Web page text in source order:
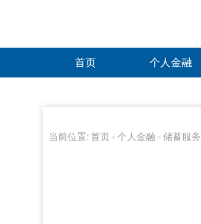
首页 个人金融
当前位置: 首页 > 个人金融 > 储蓄服务